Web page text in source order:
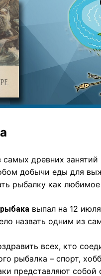
самых древних
добычи еды для
рыбалку как
выпал на 12
назвать одним из
всех, кто
рыбалка – спорт,
представляют